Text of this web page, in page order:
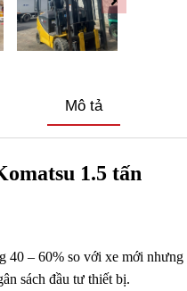
Mô tả
1.5 tấn
40 – 60% so với xe mới
sách đầu tư thiết bị.